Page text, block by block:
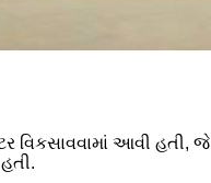
વિકસાવવામાં આવી